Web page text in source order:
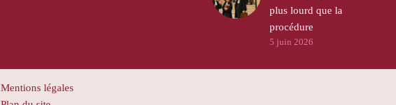
plus lourd que la
procédure
5 juin 2026
Mentions légales